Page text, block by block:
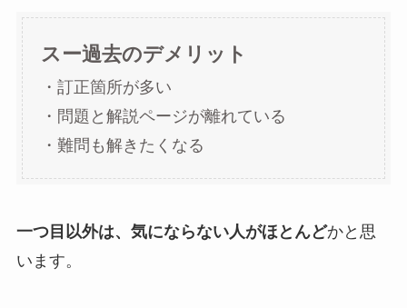
スー過去のデメリット
・訂正箇所が多い
・問題と解説ページが離れている
・難問も解きたくなる
一つ目以外は、気にならない人がほとんどかと思
います。